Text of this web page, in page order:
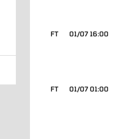
01/07 16:00
FT
01/07 01:00
FT